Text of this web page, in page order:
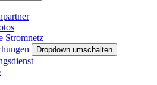
Stromnetz
Dropdown umschalten